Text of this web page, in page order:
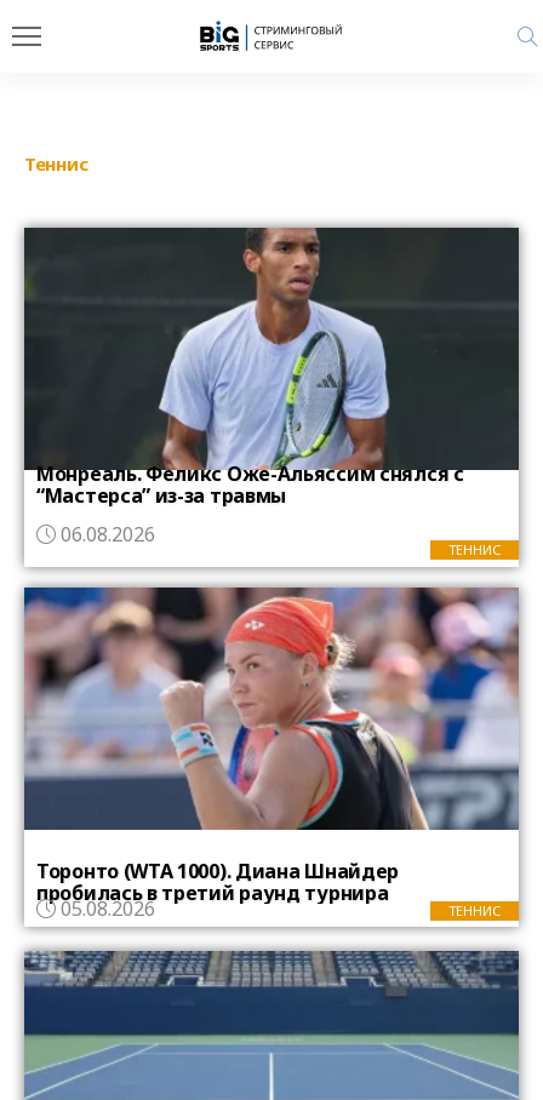
Теннис
ТЕННИС
Монреаль. Феликс Оже-Альяссим снялся с
“Мастерса” из-за травмы
06.08.2026
ТЕННИС
Торонто (WTA 1000). Диана Шнайдер
пробилась в третий раунд турнира
05.08.2026